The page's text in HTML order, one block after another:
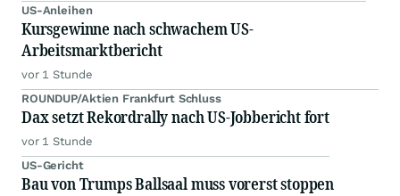
US-Anleihen
Kursgewinne nach schwachem US-
Arbeitsmarktbericht
vor 1 Stunde
ROUNDUP/Aktien Frankfurt Schluss
Dax setzt Rekordrally nach US-Jobbericht fort
vor 1 Stunde
US-Gericht
Bau von Trumps Ballsaal muss vorerst stoppen